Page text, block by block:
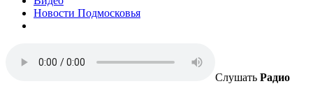
Новости Подмосковья
Слушать Радио